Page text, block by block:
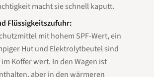
macht sie schnell kaputt.
Flüssigkeitszufuhr:
mit hohem SPF-Wert, ein
Hut und Elektrolytbeutel sind
Koffer wert. In den Wagen ist
aber in den wärmeren